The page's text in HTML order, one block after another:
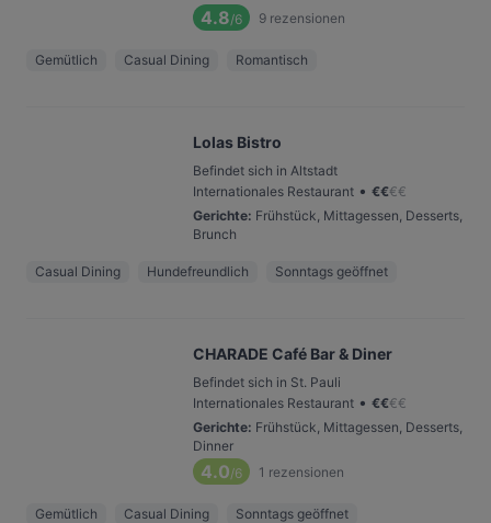
4.8/6 9 rezensionen
Gemütlich Casual Dining Romantisch
Lolas Bistro
Befindet sich in Altstadt
Internationales Restaurant • €€€€
Gerichte: Frühstück, Mittagessen, Desserts,
Brunch
Casual Dining Hundefreundlich Sonntags geöffnet
CHARADE Café Bar & Diner
Befindet sich in St. Pauli
Internationales Restaurant • €€€€
Gerichte: Frühstück, Mittagessen, Desserts,
Dinner
4.0/6 1 rezensionen
Gemütlich Casual Dining Sonntags geöffnet